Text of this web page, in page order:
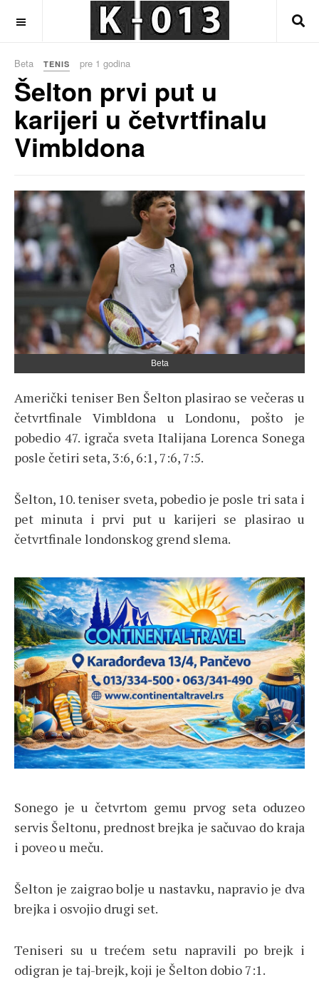
Beta TENIS pre 1 godina
Šelton prvi put u
karijeri u četvrtfinalu
Vimbldona
Beta
Američki teniser Ben Šelton plasirao se večeras u
četvrtfinale Vimbldona u Londonu, pošto je
pobedio 47. igrača sveta Italijana Lorenca Sonega
posle četiri seta, 3:6, 6:1, 7:6, 7:5.
Šelton, 10. teniser sveta, pobedio je posle tri sata i
pet minuta i prvi put u karijeri se plasirao u
četvrtfinale londonskog grend slema.
Sonego je u četvrtom gemu prvog seta oduzeo
servis Šeltonu, prednost brejka je sačuvao do kraja
i poveo u meču.
Šelton je zaigrao bolje u nastavku, napravio je dva
brejka i osvojio drugi set.
Teniseri su u trećem setu napravili po brejk i
odigran je taj-brejk, koji je Šelton dobio 7:1.